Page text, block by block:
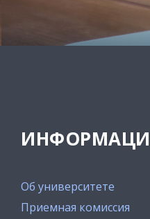
Об университете
Приемная комиссия